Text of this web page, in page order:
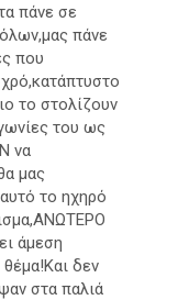
πάνε σε
πάνε
που
το στολίζουν
του ως
να
μας
το ηχηρό
άμεση
δεν
στα παλιά